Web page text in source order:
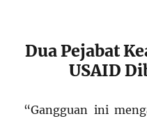
Dua Pejabat
USAID
“Gangguan ini